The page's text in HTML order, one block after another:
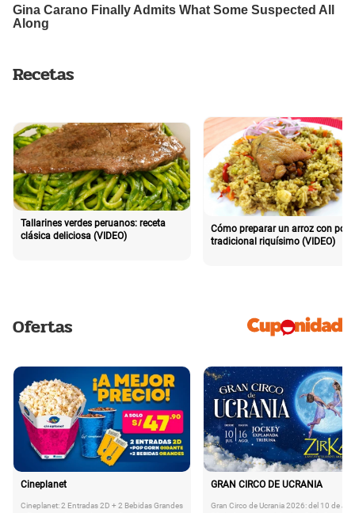
Recetas
Tallarines verdes peruanos: receta
clásica deliciosa (VIDEO)
Cómo preparar un arroz con pollo
tradicional riquísimo (VIDEO)
Ofertas
Cineplanet
Cineplanet: 2 Entradas 2D + 2 Bebidas Grandes
GRAN CIRCO DE UCRANIA
Gran Circo de Ucrania 2026: del 10 de